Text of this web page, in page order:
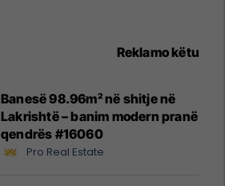
Reklamo këtu
Banesë 98.96m² në shitje në
Lakrishtë – banim modern pranë
qendrës #16060
Pro Real Estate